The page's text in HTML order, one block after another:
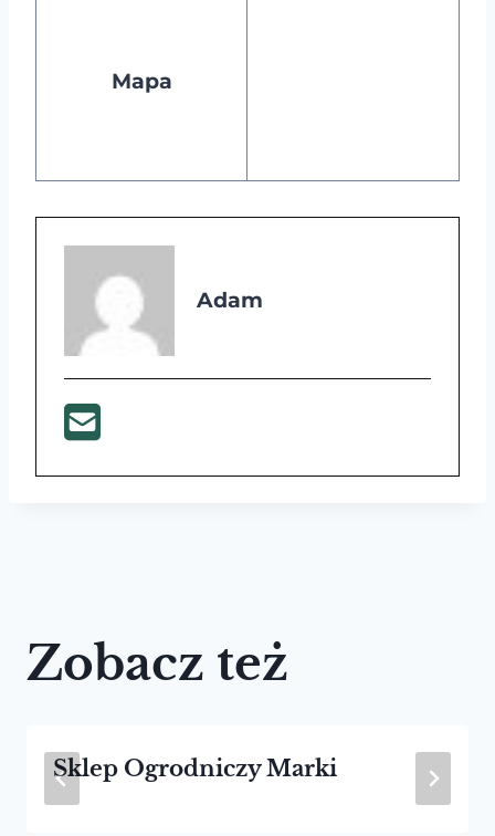
Mapa
Adam
Zobacz też
Sklep Ogrodniczy Marki